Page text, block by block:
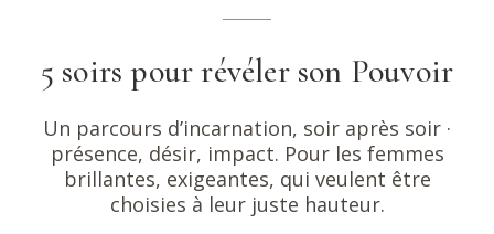
5 soirs pour révéler son Pouvoir
Un parcours d’incarnation, soir après soir ·
présence, désir, impact. Pour les femmes
brillantes, exigeantes, qui veulent être
choisies à leur juste hauteur.